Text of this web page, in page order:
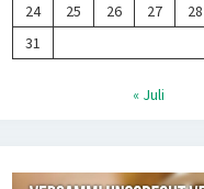
24
25 26 27 28
31
« Juli